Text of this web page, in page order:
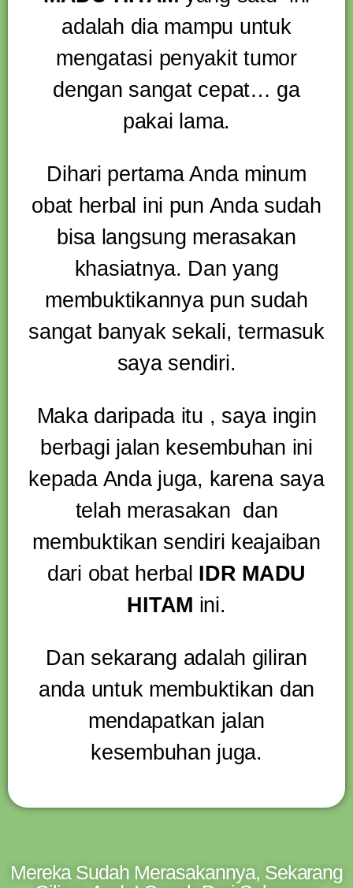
adalah dia mampu untuk
mengatasi penyakit tumor
dengan sangat cepat… ga
pakai lama.
Dihari pertama Anda minum
obat herbal ini pun Anda sudah
bisa langsung merasakan
khasiatnya. Dan yang
membuktikannya pun sudah
sangat banyak sekali, termasuk
saya sendiri.
Maka daripada itu , saya ingin
berbagi jalan kesembuhan ini
kepada Anda juga, karena saya
telah merasakan dan
membuktikan sendiri keajaiban
dari obat herbal IDR MADU
HITAM ini.
Dan sekarang adalah giliran
anda untuk membuktikan dan
mendapatkan jalan
kesembuhan juga.
Mereka Sudah Merasakannya, Sekarang